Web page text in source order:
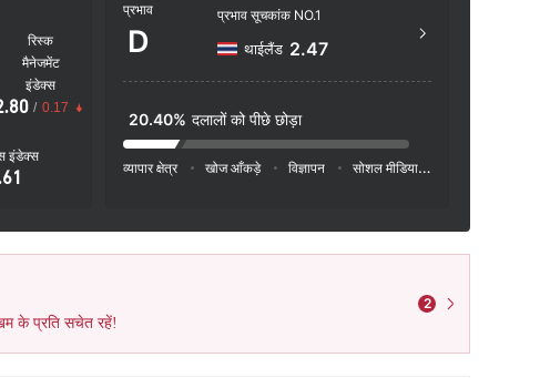
इंडेक्स
रिस्क
मैनेजमेंट
इंडेक्स
/ 0.17
प्रभाव
D
प्रभाव सूचकांक NO.1
थाईलैंड 2.47
20.40% दलालों को पीछे छोड़ा
व्यापार क्षेत्र खोज आँकड़े विज्ञापन सोशल मीडिया इंडेक्स
के प्रति सचेत रहें!
2